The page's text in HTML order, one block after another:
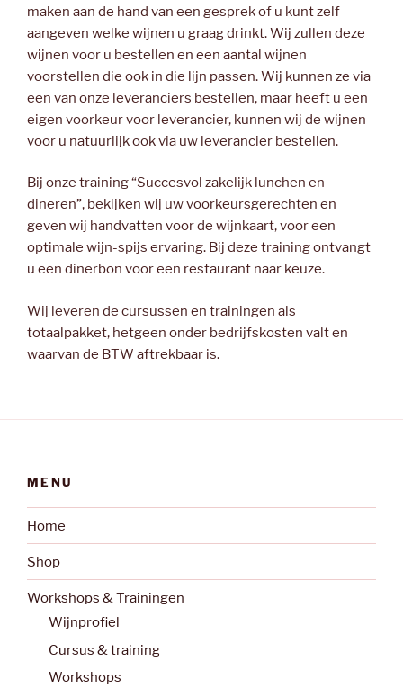
maken aan de hand van een gesprek of u kunt zelf
aangeven welke wijnen u graag drinkt. Wij zullen deze
wijnen voor u bestellen en een aantal wijnen
voorstellen die ook in die lijn passen. Wij kunnen ze via
een van onze leveranciers bestellen, maar heeft u een
eigen voorkeur voor leverancier, kunnen wij de wijnen
voor u natuurlijk ook via uw leverancier bestellen.
Bij onze training “Succesvol zakelijk lunchen en
dineren”, bekijken wij uw voorkeursgerechten en
geven wij handvatten voor de wijnkaart, voor een
optimale wijn-spijs ervaring. Bij deze training ontvangt
u een dinerbon voor een restaurant naar keuze.
Wij leveren de cursussen en trainingen als
totaalpakket, hetgeen onder bedrijfskosten valt en
waarvan de BTW aftrekbaar is.
MENU
Home
Shop
Workshops & Trainingen
Wijnprofiel
Cursus & training
Workshops